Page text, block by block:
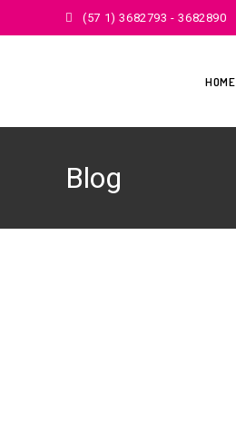
(57 1) 3682793 - 3682890
HOME
Blog